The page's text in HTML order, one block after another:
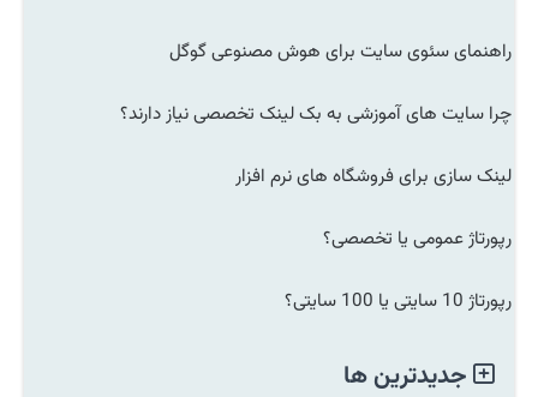
راهنمای سئوی سایت برای هوش مصنوعی گوگل
چرا سایت های آموزشی به بک لینک تخصصی نیاز دارند؟
لینک سازی برای فروشگاه های نرم افزار
رپورتاژ عمومی یا تخصصی؟
رپورتاژ 10 سایتی یا 100 سایتی؟
جدیدترین ها